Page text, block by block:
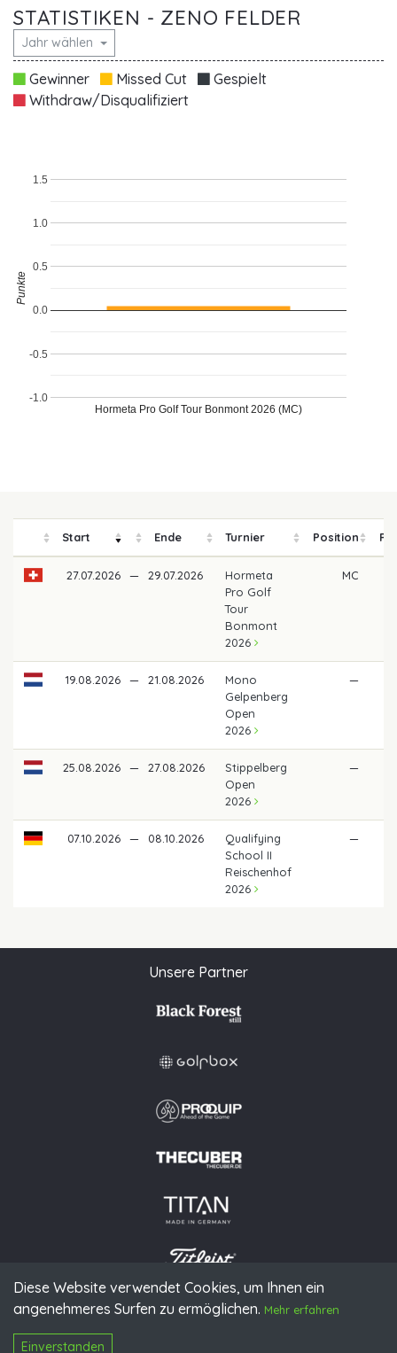
Diese Website verwendet Cookies, um Ihnen ein
angenehmeres Surfen zu ermöglichen. Mehr erfahren
Einverstanden
STATISTIKEN - ZENO FELDER
Jahr wählen
Gewinner Missed Cut
Gespielt
Withdraw/Disqualifiziert
Hormeta Pro Golf Tour Bonmont 2026 (MC)
-1.0
-0.5
0.0
0.5
1.0
1.5
Punkte
Start Ende Turnier Position
27.07.2026 — 29.07.2026
Hormeta
Pro Golf
Tour
Bonmont
2026
MC
19.08.2026 — 21.08.2026
Mono
Gelpenberg
Open
2026
—
25.08.2026 — 27.08.2026
Stippelberg
Open
2026
—
07.10.2026 — 08.10.2026
Qualifying
School II
Reischenhof
2026
—
Unsere Partner
© 2026 PGAoG